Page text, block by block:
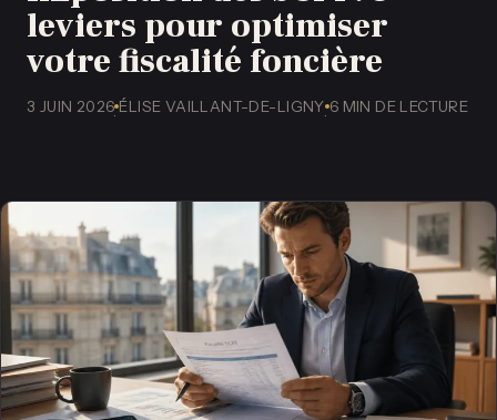
Assurance
Business
leviers pour optimiser
votre fiscalité foncière
3 JUIN 2026
·
ÉLISE VAILLANT-DE-LIGNY
·
6 MIN DE LECTURE